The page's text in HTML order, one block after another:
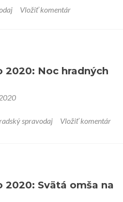
Vložiť komentár
2020: Noc hradných
spravodaj Vložiť komentár
2020: Svätá omša na